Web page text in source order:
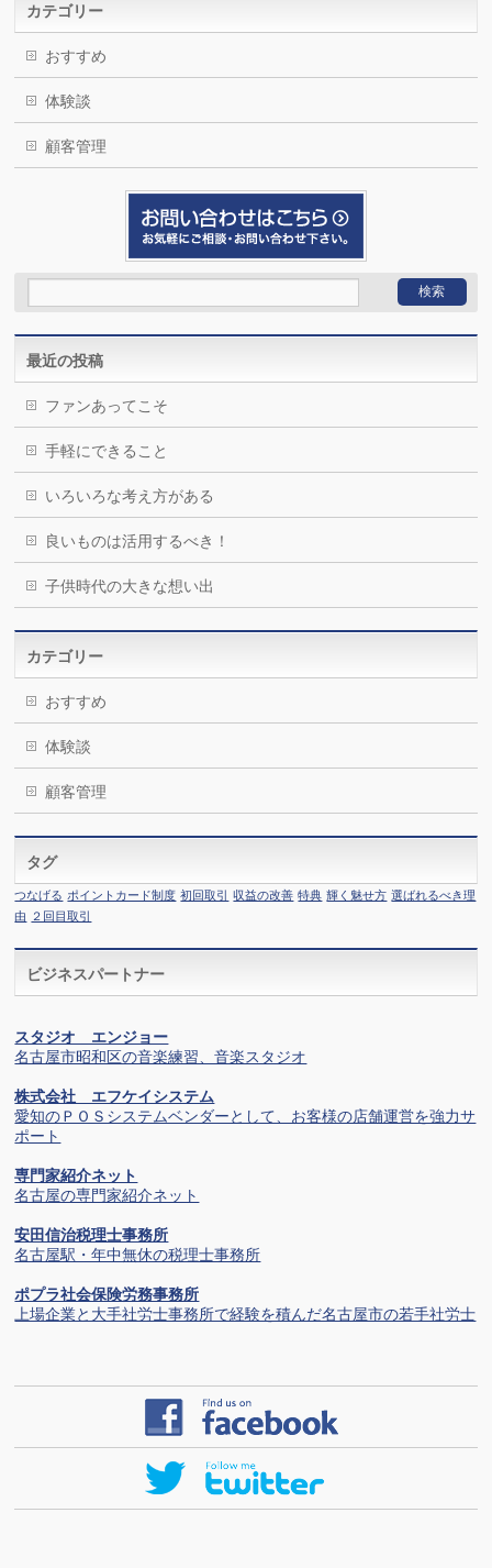
カテゴリー
おすすめ
体験談
顧客管理
最近の投稿
ファンあってこそ
手軽にできること
いろいろな考え方がある
良いものは活用するべき！
子供時代の大きな想い出
カテゴリー
おすすめ
体験談
顧客管理
タグ
つなげる ポイントカード制度 初回取引 収益の改善 特典 輝く魅せ方 選ばれるべき理
由
２回目取引
ビジネスパートナー
スタジオ エンジョー
名古屋市昭和区の音楽練習、音楽スタジオ
株式会社 エフケイシステム
愛知のＰＯＳシステムベンダーとして、お客様の店舗運営を強力サ
ポート
専門家紹介ネット
名古屋の専門家紹介ネット
安田信治税理士事務所
名古屋駅・年中無休の税理士事務所
ポプラ社会保険労務事務所
上場企業と大手社労士事務所で経験を積んだ名古屋市の若手社労士